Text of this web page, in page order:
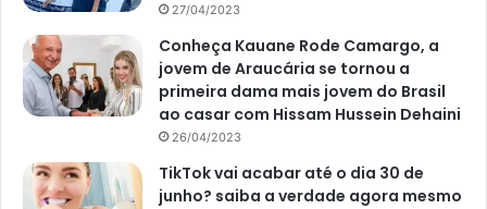
27/04/2023
Conheça Kauane Rode Camargo, a
jovem de Araucária se tornou a
primeira dama mais jovem do Brasil
ao casar com Hissam Hussein Dehaini
26/04/2023
TikTok vai acabar até o dia 30 de
junho? saiba a verdade agora mesmo